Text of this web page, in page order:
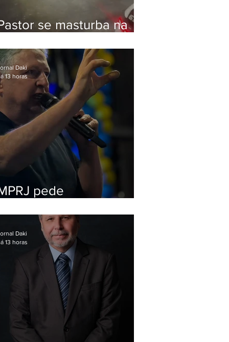
se masturba na
na Zona Oeste
pede
Daki
13 horas
Daki
13 horas